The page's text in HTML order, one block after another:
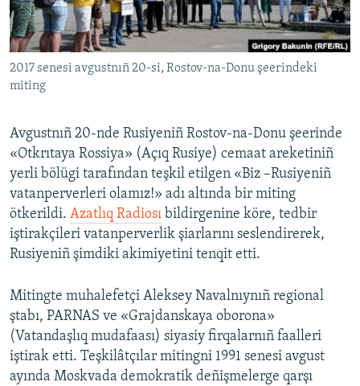
Русский
Українською
RFE/RS bütün saytları
2017 senesi avgustnıñ 20-si, Rostov-na-Donu şeerindeki
miting
Avgustnıñ 20-nde Rusiyeniñ Rostov-na-Donu şeerinde
«Otkrıtaya Rossiya» (Açıq Rusiye) cemaat areketiniñ
yerli bölügi tarafından teşkil etilgen «Biz –Rusiyeniñ
vatanperverleri olamız!» adı altında bir miting
ötkerildi. Azatlıq Radiosı bildirgenine köre, tedbir
iştirakçileri vatanperverlik şiarlarını seslendirerek,
Rusiyeniñ şimdiki akimiyetini tenqit etti.
Mitingte muhalefetçi Aleksey Navalnıynıñ regional
ştabı, PARNAS ve «Grajdanskaya oborona»
(Vatandaşlıq mudafaası) siyasiy firqalarnıñ faalleri
iştirak etti. Teşkilâtçılar mitingni 1991 senesi avgust
ayında Moskvada demokratik deñişmelerge qarşı